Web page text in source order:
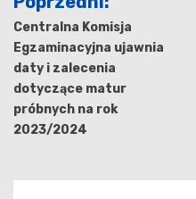
wpisu
Centralna Komisja
Egzaminacyjna ujawnia
daty i zalecenia
dotyczące matur
próbnych na rok
2023/2024